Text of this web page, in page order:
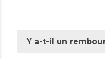
Y a-t-il un